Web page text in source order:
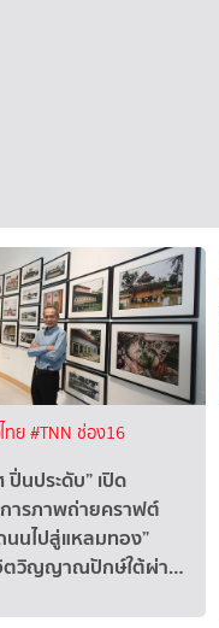
ทย#TNN ช่อง16
ปิ่นประดับ” เปิด
ารภาพถ่ายคราฟต์
นไปสู่แหลมทอง”
ตวิญญาณปักษ์ใต้ผ่า…